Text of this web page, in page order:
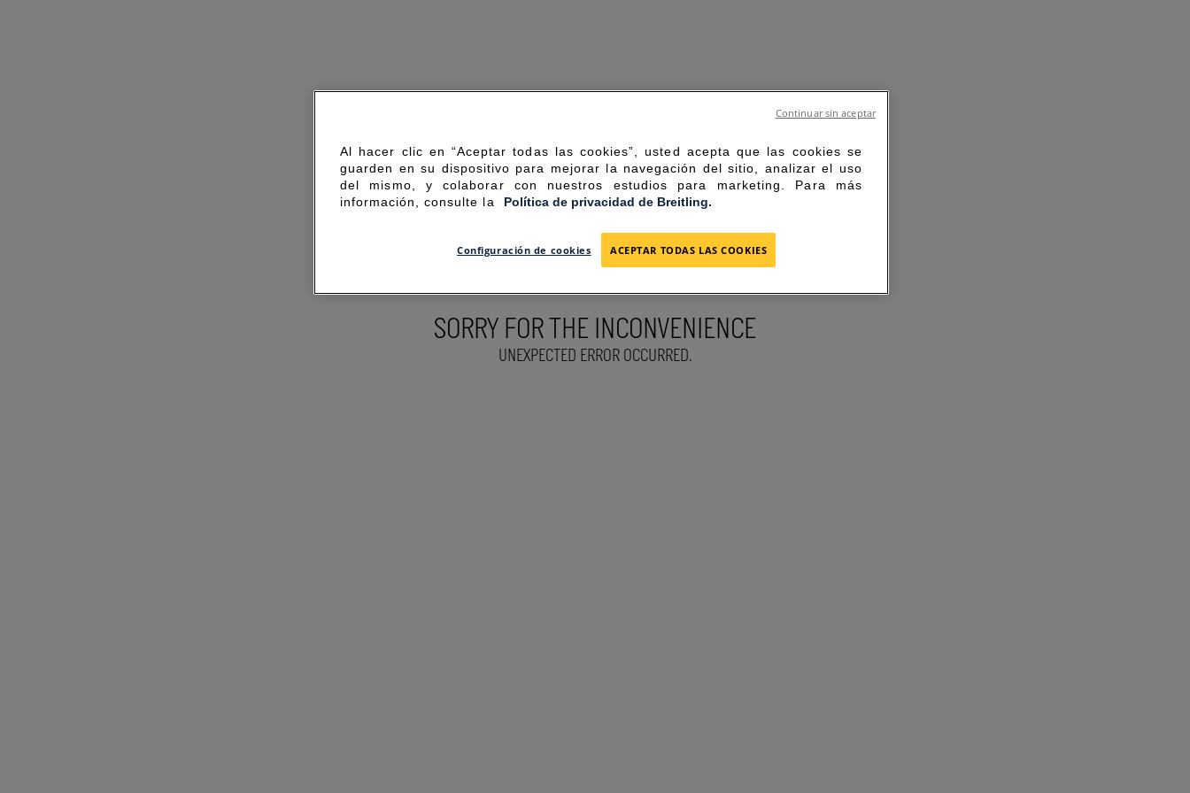
SORRY FOR THE INCONVENIENCE
UNEXPECTED ERROR OCCURRED.
Al hacer clic en “Aceptar todas las cookies”, usted acepta que las cookies se
guarden en su dispositivo para mejorar la navegación del sitio, analizar el uso
del mismo, y colaborar con nuestros estudios para marketing. Para más
información, consulte la
Política de privacidad de Breitling.
Configuración de cookies ACEPTAR TODAS LAS COOKIES
Continuar sin aceptar